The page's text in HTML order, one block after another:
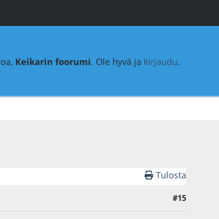
Keikarin foorumi. Ole hyvä ja kirjaudu.
Tulosta
#15